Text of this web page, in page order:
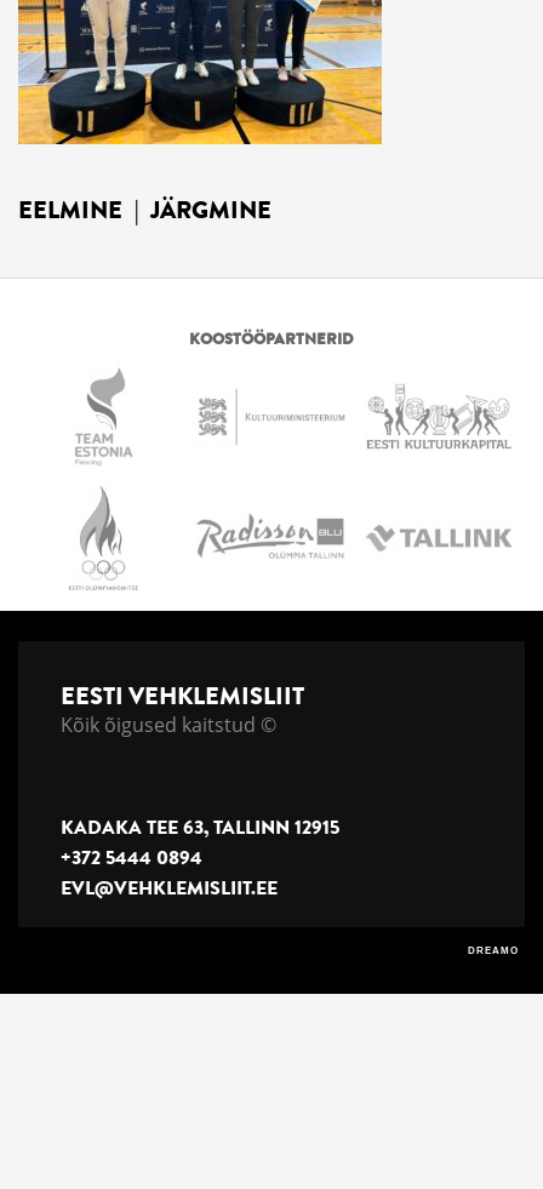
EELMINE | JÄRGMINE
KOOSTÖÖPARTNERID
EESTI VEHKLEMISLIIT
Kõik õigused kaitstud ©
KADAKA TEE 63, TALLINN 12915
+372 5444 0894
EVL@VEHKLEMISLIIT.EE
DREAMO